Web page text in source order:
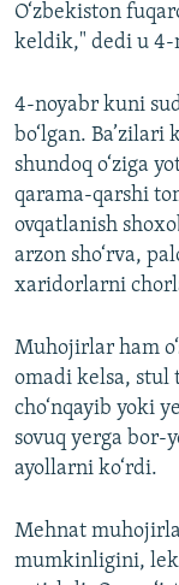
O‘zbekiston
keldik," dedi u
4-noyabr kuni
bo‘lgan.
shundoq o‘ziga
qarama-qarshi
ovqatlanish
arzon sho‘rva,
xaridorlarni
Muhojirlar ham
omadi kelsa, stul
cho‘nqayib yoki
sovuq yerga bor-
ayollarni ko‘rdi.
Mehnat
mumkinligini,